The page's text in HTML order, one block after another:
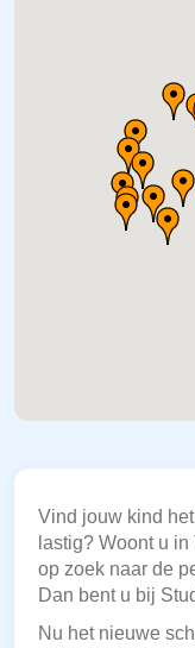
Vind jouw kind
lastig? Woont u
op zoek naar de
Dan bent u bij
Nu het nieuwe